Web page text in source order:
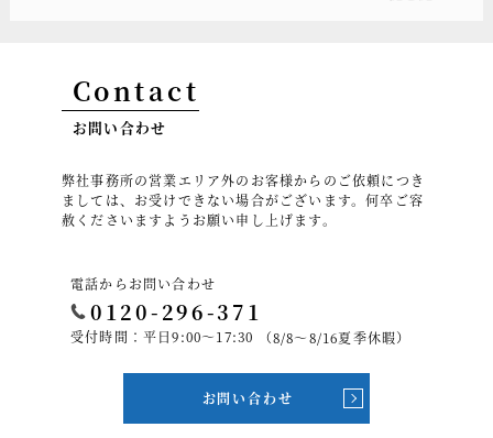
Contact
お問い合わせ
弊社事務所の営業エリア外のお客様からのご依頼につき
ましては、お受けできない場合がございます。何卒ご容
赦くださいますようお願い申し上げます。
電話からお問い合わせ
0120-296-371
受付時間：平日9:00～17:30 （8/8～8/16夏季休暇）
お問い合わせ